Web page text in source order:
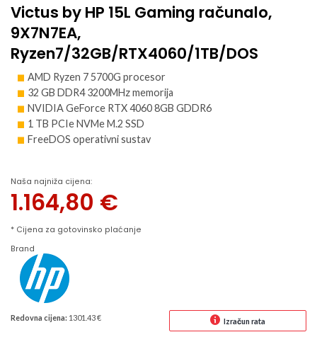
Victus by HP 15L Gaming računalo,
9X7N7EA,
Ryzen7/32GB/RTX4060/1TB/DOS
AMD Ryzen 7 5700G procesor
32 GB DDR4 3200MHz memorija
NVIDIA GeForce RTX 4060 8GB GDDR6
1 TB PCIe NVMe M.2 SSD
FreeDOS operativni sustav
Naša najniža cijena:
1.164,80 €
* Cijena za gotovinsko plaćanje
Brand
Redovna cijena: 1301.43 € Izračun rata